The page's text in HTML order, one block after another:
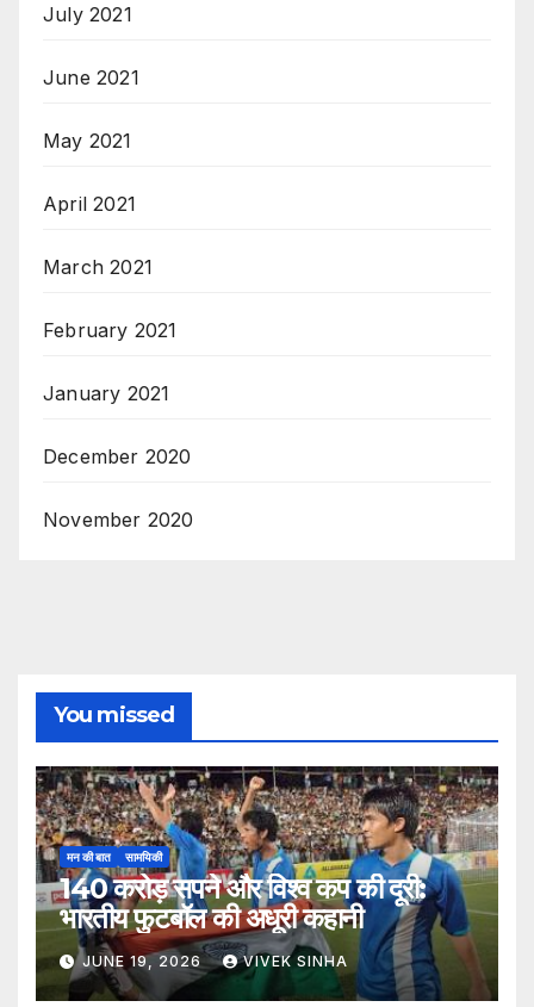
July 2021
June 2021
May 2021
April 2021
March 2021
February 2021
January 2021
December 2020
November 2020
You missed
मन की बात सामयिकी
140 करोड़ सपने और विश्व कप की दूरी:
भारतीय फुटबॉल की अधूरी कहानी
JUNE 19, 2026 VIVEK SINHA